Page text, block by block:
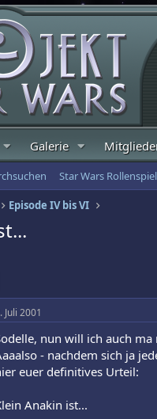
Galerie
Star Wars Rollenspiel
Episode IV bis VI
Juli 2001
nun will ich auch
- nachdem sich ja
euer definitives Urteil:
Anakin ist...